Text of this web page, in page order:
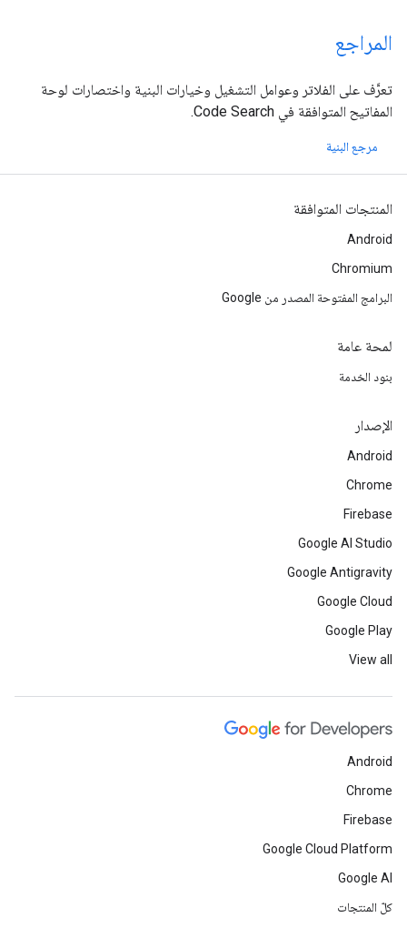
المراجع
تعرَّف على الفلاتر وعوامل التشغيل وخيارات البنية واختصارات لوحة
المفاتيح المتوافقة في Code Search.
مرجع البنية
المنتجات المتوافقة
Android
Chromium
البرامج المفتوحة المصدر من Google
لمحة عامة
بنود الخدمة
الإصدار
Android
Chrome
Firebase
Google AI Studio
Google Antigravity
Google Cloud
Google Play
View all
Android
Chrome
Firebase
Google Cloud Platform
Google AI
كلّ المنتجات